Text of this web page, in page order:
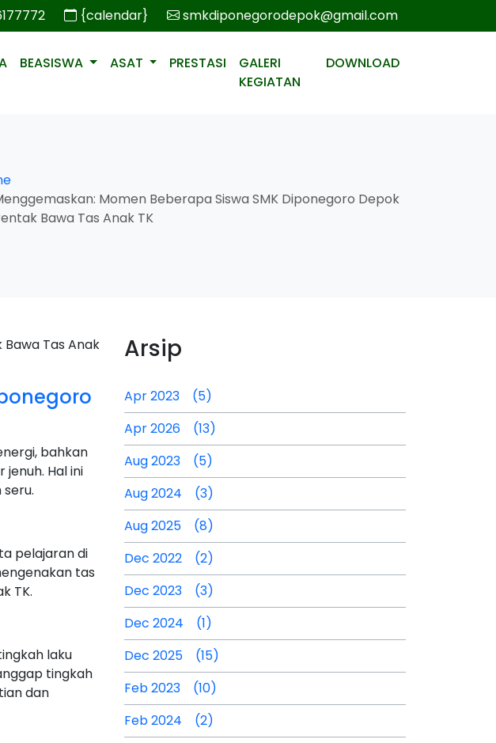
{calendar} smkdiponegorodepok@gmail.com
BEASISWA ASAT PRESTASI
GALERI
KEGIATAN
DOWNLOAD
Momen Beberapa Siswa SMK Diponegoro Depok
Bawa Tas Anak TK
bahkan
Hal ini
pelajaran di
tas
TK.
laku
tingkah
dan
Arsip
Apr 2023 (5)
Apr 2026 (13)
Aug 2023 (5)
Aug 2024 (3)
Aug 2025 (8)
Dec 2022 (2)
Dec 2023 (3)
Dec 2024 (1)
Dec 2025 (15)
Feb 2023 (10)
Feb 2024 (2)